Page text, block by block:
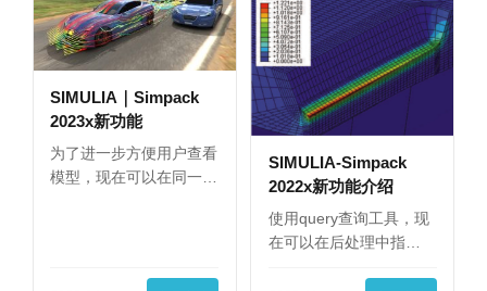
SIMULIA｜Simpack
2023x新功能
为了进一步方便用户查看
模型，现在可以在同一
SIMULIA-Simpack
2022x新功能介绍
使用query查询工具，现
在可以在后处理中指…